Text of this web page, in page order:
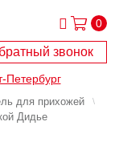
0
звонок
Петербург
для прихожей
Дидье